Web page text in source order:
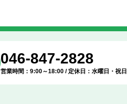
046-847-2828
営業時間：9:00～18:00 / 定休日：水曜日・祝日